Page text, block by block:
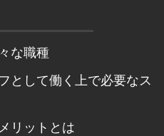
な職種
として働く上で必要なス
リットとは